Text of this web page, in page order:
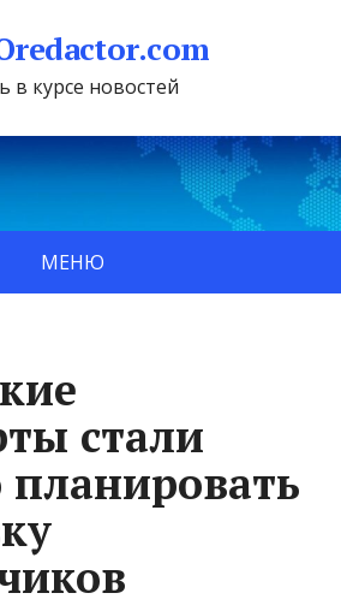
в курсе новостей
МЕНЮ
стали
планировать